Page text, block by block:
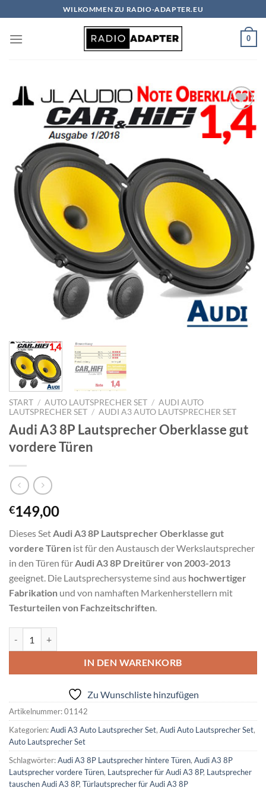
Inhalt
springen
WILKOMMEN ZU RADIO-ADAPTER.EU
0
Zu
Wunschliste
hinzufügen
START / AUTO LAUTSPRECHER SET / AUDI AUTO
LAUTSPRECHER SET / AUDI A3 AUTO LAUTSPRECHER SET
Audi A3 8P Lautsprecher Oberklasse gut
vordere Türen
€149,00
Dieses SetAudi A3 8P Lautsprecher Oberklasse gut
vordere Türen ist für den Austausch der Werkslautsprecher
in den Türen fürAudi A3 8P Dreitürer von 2003-2013
geeignet. Die Lautsprechersysteme sind aus hochwertiger
Fabrikation und von namhaften Markenherstellern mit
Testurteilen von Fachzeitschriften.
IN DEN WARENKORB
Zu Wunschliste hinzufügen
Artikelnummer:01142
Kategorien:Audi A3 Auto Lautsprecher Set, Audi Auto Lautsprecher Set,
Auto Lautsprecher Set
Schlagwörter:Audi A3 8P Lautsprecher hintere Türen, Audi A3 8P
Lautsprecher vordere Türen, Lautsprecher für Audi A3 8P, Lautsprecher
tauschen Audi A3 8P, Türlautsprecher für Audi A3 8P